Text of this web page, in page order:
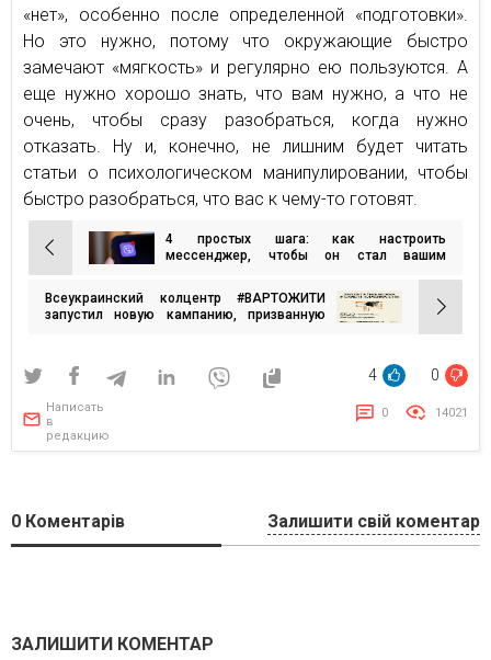
«нет», особенно после определенной «подготовки».
Но это нужно, потому что окружающие быстро
замечают «мягкость» и регулярно ею пользуются. А
еще нужно хорошо знать, что вам нужно, а что не
очень, чтобы сразу разобраться, когда нужно
отказать. Ну и, конечно, не лишним будет читать
статьи о психологическом манипулировании, чтобы
быстро разобраться, что вас к чему-то готовят.
Навигация
по
записям
4 простых шага: как настроить
мессенджер, чтобы он стал вашим
Всеукраинский колцентр #ВАРТОЖИТИ
запустил новую кампанию, призванную
4 0
Написать
в
редакцию
0 14021
0 Коментарів Залишити свій коментар
ЗАЛИШИТИ КОМЕНТАР